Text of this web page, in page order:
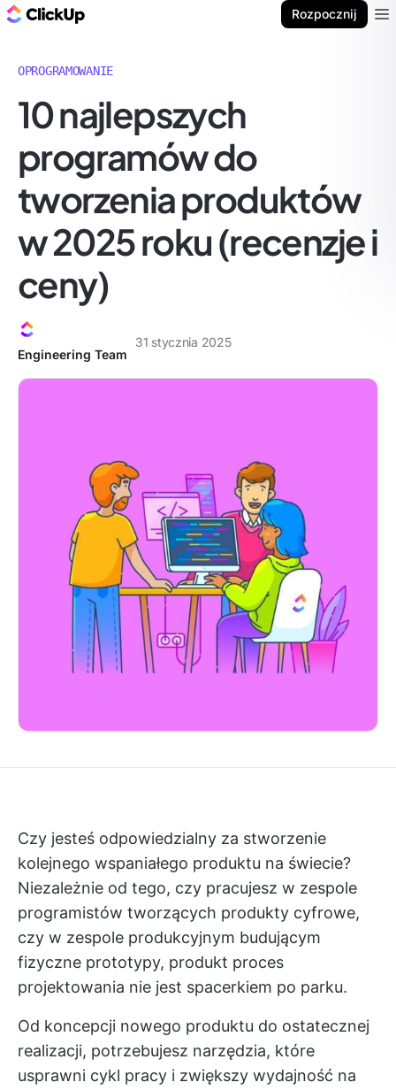
Rozpocznij
OPROGRAMOWANIE
10 najlepszych
programów do
tworzenia produktów
w 2025 roku (recenzje i
ceny)
Engineering Team
31 stycznia 2025
Czy jesteś odpowiedzialny za stworzenie
kolejnego wspaniałego produktu na świecie?
Niezależnie od tego, czy pracujesz w zespole
programistów tworzących produkty cyfrowe,
czy w zespole produkcyjnym budującym
fizyczne prototypy, produkt proces
projektowania nie jest spacerkiem po parku.
Od koncepcji nowego produktu do ostatecznej
realizacji, potrzebujesz narzędzia, które
usprawni cykl pracy i zwiększy wydajność na